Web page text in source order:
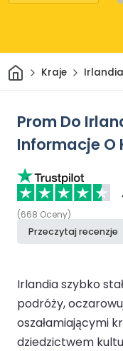
DomKraje Irlandia
Prom Do
Informacje O
(668 Oceny)
Przeczytaj recenzje
Irlandia szybko
podróży,
oszałamiającymi
dziedzictwem